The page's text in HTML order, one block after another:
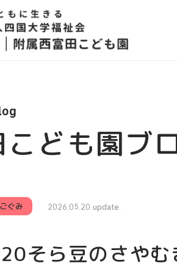
ども園ブ
ぐみ 2026.05.20 update.
そら豆のさやむ